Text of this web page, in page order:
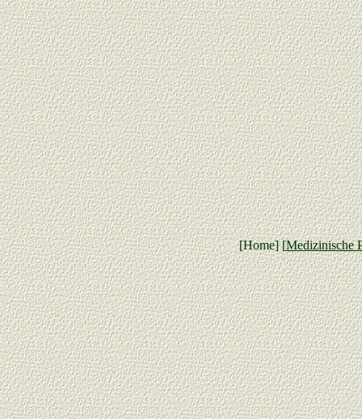
[Home] [Medizinische